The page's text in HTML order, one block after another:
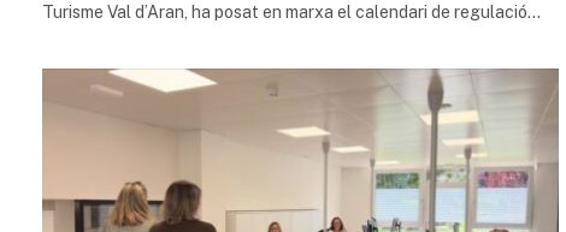
Turisme Val d’Aran, ha posat en marxa el calendari de regulació…